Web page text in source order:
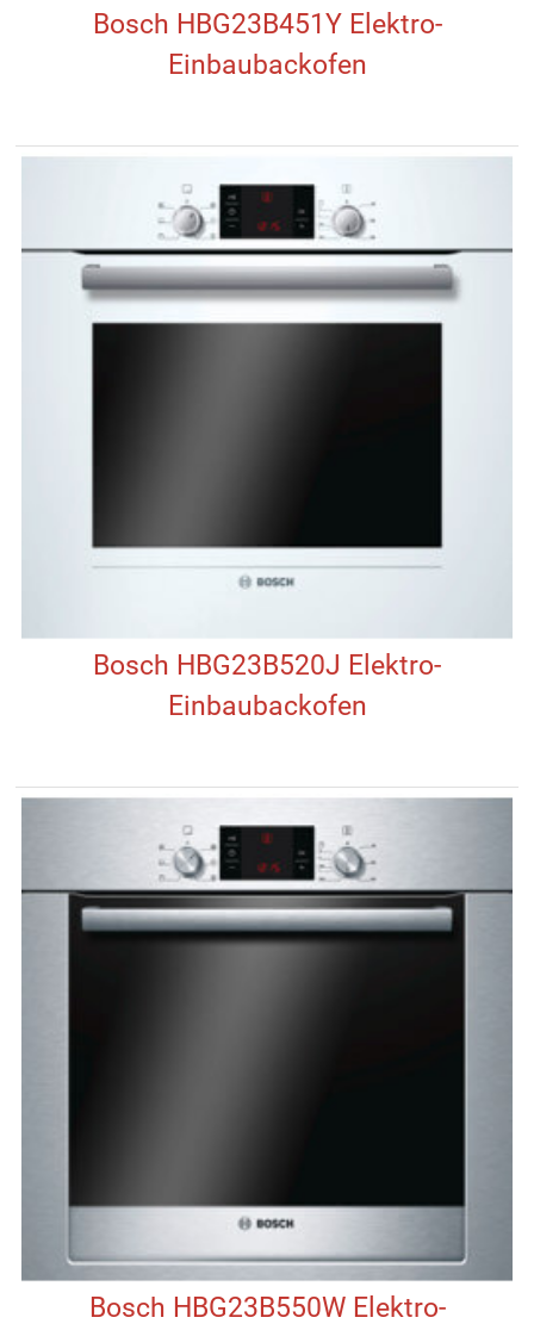
Bosch HBG23B451Y Elektro-
Einbaubackofen
Bosch HBG23B520J Elektro-
Einbaubackofen
Bosch HBG23B550W Elektro-